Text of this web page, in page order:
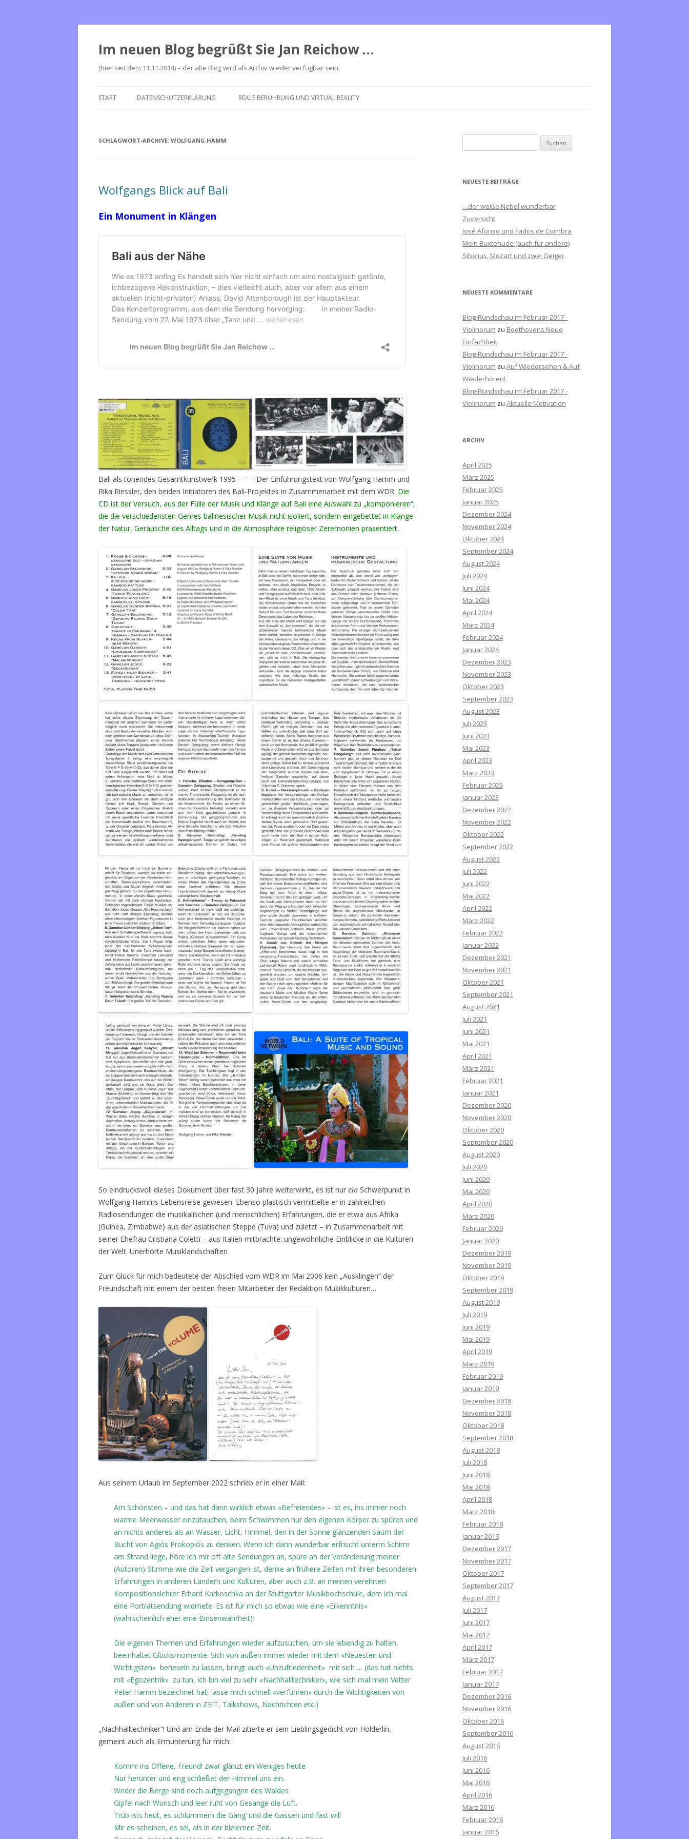
Im neuen Blog begrüßt Sie Jan Reichow …
(hier seit dem 11.11.2014) – der alte Blog wird als Archiv wieder verfügbar sein.
Inhalt
START DATENSCHUTZERKLÄRUNG REALE BERÜHRUNG UND VIRTUAL REALITY
SCHLAGWORT-ARCHIVE: WOLFGANG HAMM
Wolfgangs Blick auf Bali
Ein Monument in Klängen
Bali als tönendes Gesamtkunstwerk 1995 – – – Der Einführungstext von Wolfgang Hamm und
Rika Riessler, den beiden Initiatoren des Bali-Projektes in Zusammenarbeit mit dem WDR. Die
CD ist der Versuch, aus der Fülle der Musik und Klänge auf Bali eine Auswahl zu „komponieren“,
die die verschiedensten Genres balinesischer Musik nicht isoliert, sondern eingebettet in Klänge
der Natur, Geräusche des Alltags und in die Atmosphäre religiöser Zeremonien präsentiert.
So eindrucksvoll dieses Dokument über fast 30 Jahre weiterwirkt, es ist nur ein Schwerpunkt in
Wolfgang Hamms Lebensreise gewesen. Ebenso plastisch vermittelte er in zahlreichen
Radiosendungen die musikalischen (und menschlichen) Erfahrungen, die er etwa aus Afrika
(Guinea, Zimbabwe) aus der asiatischen Steppe (Tuva) und zuletzt – in Zusammenarbeit mit
seiner Ehefrau Cristiana Coletti – aus Italien mitbrachte: ungewöhnliche Einblicke in die Kulturen
der Welt. Unerhörte Musiklandschaften
Zum Glück für mich bedeutete der Abschied vom WDR im Mai 2006 kein „Ausklingen“ der
Freundschaft mit einem der besten freien Mitarbeiter der Redaktion Musikkulturen…
Aus seinem Urlaub im September 2022 schrieb er in einer Mail:
Am Schönsten – und das hat dann wirklich etwas «Befreiendes» – ist es, ins immer noch
warme Meerwasser einzutauchen, beim Schwimmen nur den eigenen Körper zu spüren und
an nichts anderes als an Wasser, Licht, Himmel, den in der Sonne glänzenden Saum der
Bucht von Agiós Prokopiós zu denken. Wenn ich dann wunderbar erfrischt unterm Schirm
am Strand liege, höre ich mir oft alte Sendungen an, spüre an der Veränderung meiner
(Autoren)-Stimme wie die Zeit vergangen ist, denke an frühere Zeiten mit ihren besonderen
Erfahrungen in anderen Ländern und Kulturen, aber auch z.B. an meinen verehrten
Kompositionslehrer Erhard Karkoschka an der Stuttgarter Musikhochschule, dem ich mal
eine Porträtsendung widmete. Es ist für mich so etwas wie eine «Erkenntnis»
(wahrscheinlich eher eine Binsenwahrheit):
Die eigenen Themen und Erfahrungen wieder aufzusuchen, um sie lebendig zu halten,
beeinhaltet Glücksmomente. Sich von außen immer wieder mit dem «Neuesten und
Wichtigsten» berieseln zu lassen, bringt auch «Unzufriedenheit» mit sich … (das hat nichts
mit «Egozentrik» zu tun, ich bin viel zu sehr «Nachhalltechniker», wie sich mal mein Vetter
Peter Hamm bezeichnet hat, lasse mich schnell «verführen» durch die Wichtigkeiten von
außen und von Anderen in ZEIT, Talkshows, Nachrichten etc.)
„Nachhalltechniker“! Und am Ende der Mail zitierte er sein Lieblingsgedicht von Hölderlin,
gemeint auch als Ermunterung für mich:
Komm! ins Offene, Freund! zwar glänzt ein Weniges heute
Nur herunter und eng schließet der Himmel uns ein.
Weder die Berge sind noch aufgegangen des Waldes
Gipfel nach Wunsch und leer ruht von Gesange die Luft.
Trüb ists heut, es schlummern die Gäng’ und die Gassen und fast will
Mir es scheinen, es sei, als in der bleiernen Zeit.
u
h
n
a
c
h
NEUESTE BEITRÄGE
…der weiße Nebel wunderbar
Zuversicht
José Afonso und Fados de Coimbra
Mein Buxtehude (auch für andere)
Sibelius, Mozart und zwei Geiger
NEUESTE KOMMENTARE
Blog-Rundschau im Februar 2017 -
Violinorum zu Beethovens Neue
Einfachheit
Blog-Rundschau im Februar 2017 -
Violinorum zu Auf Wiedersehen & Auf
Wiederhören!
Blog-Rundschau im Februar 2017 -
Violinorum zu Aktuelle Motivation
ARCHIV
April 2025
März 2025
Februar 2025
Januar 2025
Dezember 2024
November 2024
Oktober 2024
September 2024
August 2024
Juli 2024
Juni 2024
Mai 2024
April 2024
März 2024
Februar 2024
Januar 2024
Dezember 2023
November 2023
Oktober 2023
September 2023
August 2023
Juli 2023
Juni 2023
Mai 2023
April 2023
März 2023
Februar 2023
Januar 2023
Dezember 2022
November 2022
Oktober 2022
September 2022
August 2022
Juli 2022
Juni 2022
Mai 2022
April 2022
März 2022
Februar 2022
Januar 2022
Dezember 2021
November 2021
Oktober 2021
September 2021
August 2021
Juli 2021
Juni 2021
Mai 2021
April 2021
März 2021
Februar 2021
Januar 2021
Dezember 2020
November 2020
Oktober 2020
September 2020
August 2020
Juli 2020
Juni 2020
Mai 2020
April 2020
März 2020
Februar 2020
Januar 2020
Dezember 2019
November 2019
Oktober 2019
September 2019
August 2019
Juli 2019
Juni 2019
Mai 2019
April 2019
März 2019
Februar 2019
Januar 2019
Dezember 2018
November 2018
Oktober 2018
September 2018
August 2018
Juli 2018
Juni 2018
Mai 2018
April 2018
März 2018
Februar 2018
Januar 2018
Dezember 2017
November 2017
Oktober 2017
September 2017
August 2017
Juli 2017
Juni 2017
Mai 2017
April 2017
März 2017
Februar 2017
Januar 2017
Dezember 2016
November 2016
Oktober 2016
September 2016
August 2016
Juli 2016
Juni 2016
Mai 2016
April 2016
März 2016
Februar 2016
Januar 2016